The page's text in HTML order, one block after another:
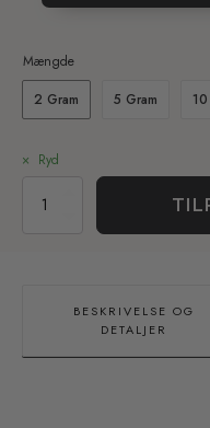
Mængde
2 Gram
5 Gram
Ryd
CBD
Isolat
BESKRIVELSE OG
DETALJER